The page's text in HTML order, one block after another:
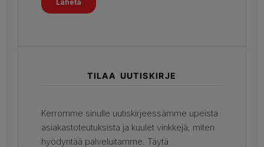
TILAA UUTISKIRJE
Kerromme sinulle uutiskirjeessämme upeista
asiakastoteutuksista ja kuulet vinkkejä, miten
hyödyntää palveluitamme. Täytä